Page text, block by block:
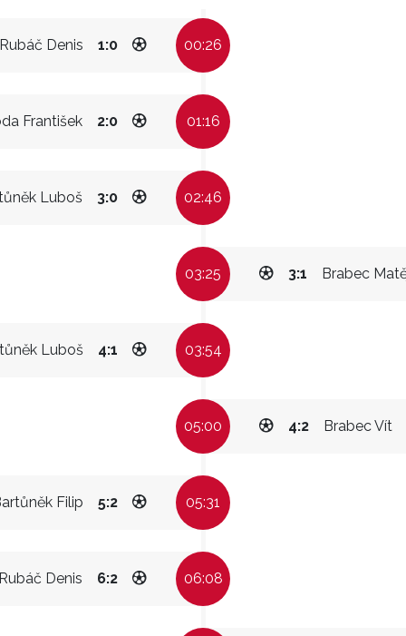
Rubáč Denis 1:0 00:26
František 2:0 01:16
Luboš 3:0 02:46
03:25 Brabec
3:1
Luboš 4:1 03:54
05:00 Brabec Vít
4:2
Filip 5:2 05:31
Denis 6:2 06:08